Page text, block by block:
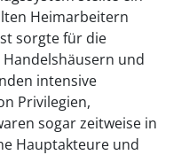
Heimarbeitern
sorgte für die
und
intensive
Privilegien,
sogar zeitweise in
Hauptakteure und